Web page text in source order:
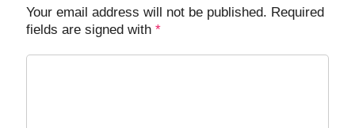
Your email address will not be published. Required
fields are signed with*